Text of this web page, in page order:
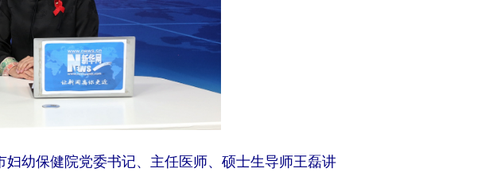
幼保健院党委书记、主任医师、硕士生导师王磊讲